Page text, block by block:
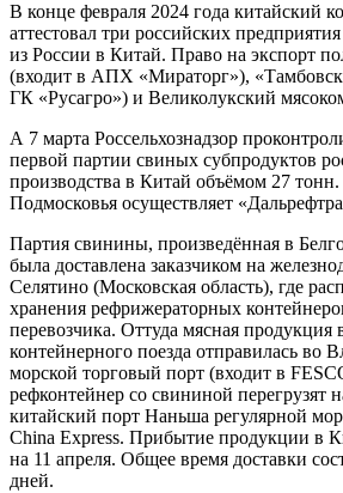
В конце февраля 2024 года китайский
аттестовал три российских
из России в Китай. Право на экспорт
(входит в АПХ «Мираторг»),
ГК «Русагро») и Великолукский
А 7 марта Россельхознадзор
первой партии свиных субпродуктов
производства в Китай объёмом 27
Подмосковья осуществляет
Партия свинины, произведённая в
была доставлена заказчиком на
Селятино (Московская область), где
хранения рефрижераторных
перевозчика. Оттуда мясная продукция
контейнерного поезда отправилась во
морской торговый порт (входит в
рефконтейнер со свининой перегрузят
китайский порт Наньша регулярной
China Express. Прибытие продукции в
на 11 апреля. Общее время доставки
дней.